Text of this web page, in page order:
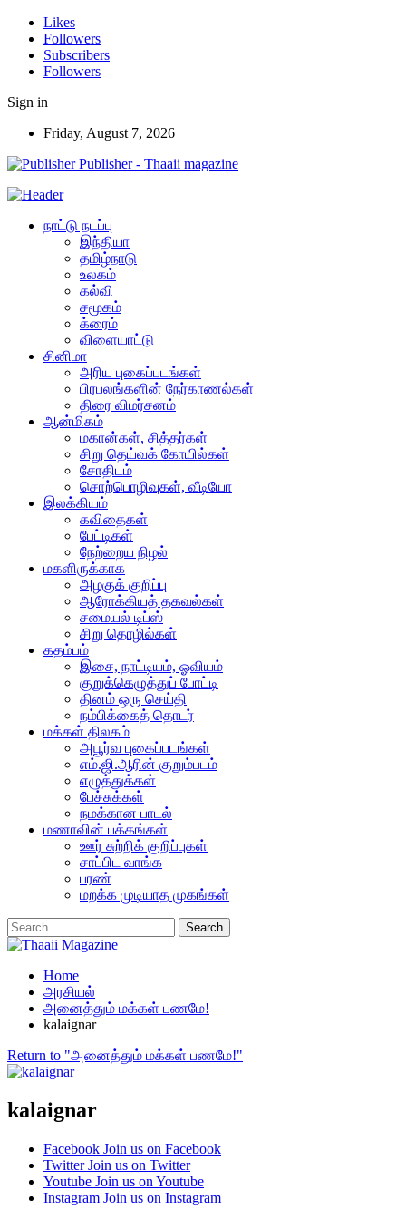
Likes
Followers
Subscribers
Followers
Sign in
Friday, August 7, 2026
Publisher - Thaaii magazine
நாட்டு நடப்பு
இந்தியா
தமிழ்நாடு
உலகம்
கல்வி
சமூகம்
க்ரைம்
விளையாட்டு
சினிமா
அரிய புகைப்படங்கள்
பிரபலங்களின் நேர்காணல்கள்
திரை விமர்சனம்
ஆன்மிகம்
மகான்கள், சித்தர்கள்
சிறு தெய்வக் கோயில்கள்
சோதிடம்
சொற்பொழிவுகள், வீடியோ
இலக்கியம்
கவிதைகள்
பேட்டிகள்
நேற்றைய நிழல்
மகளிருக்காக
அழகுக் குறிப்பு
ஆரோக்கியத் தகவல்கள்
சமையல் டிப்ஸ்
சிறு தொழில்கள்
கதம்பம்
இசை, நாட்டியம், ஓவியம்
குறுக்கெழுத்துப் போட்டி
தினம் ஒரு செய்தி
நம்பிக்கைத் தொடர்
மக்கள் திலகம்
அபூர்வ புகைப்படங்கள்
எம்.ஜி.ஆரின் குறும்படம்
எழுத்துக்கள்
பேச்சுக்கள்
நமக்கான பாடல்
மணாவின் பக்கங்கள்
ஊர் சுற்றிக் குறிப்புகள்
சாப்பிட வாங்க
பரண்
மறக்க முடியாத முகங்கள்
Home
அரசியல்
அனைத்தும் மக்கள் பணமே!
kalaignar
Return to "அனைத்தும் மக்கள் பணமே!"
kalaignar
Facebook Join us on Facebook
Twitter Join us on Twitter
Youtube Join us on Youtube
Instagram Join us on Instagram